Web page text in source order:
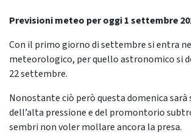
Previsioni meteo per oggi 1 settembre
Con il primo giorno di settembre si entra
meteorologico, per quello astronomico si
22 settembre.
Nonostante ciò però questa domenica
dell’alta pressione e del promontorio
sembri non voler mollare ancora la presa.